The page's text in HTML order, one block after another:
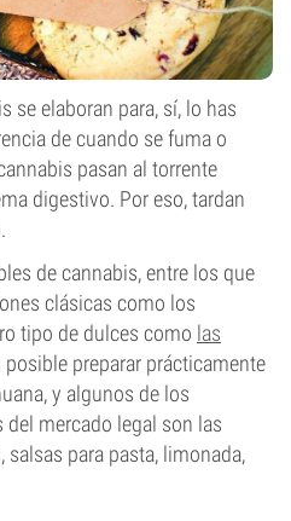
se elaboran para, sí, lo has
de cuando se fuma o
pasan al torrente
digestivo. Por eso, tardan
de cannabis, entre los que
clásicas como los
tipo de dulces como las
posible preparar prácticamente
y algunos de los
mercado legal son las
para pasta, limonada,